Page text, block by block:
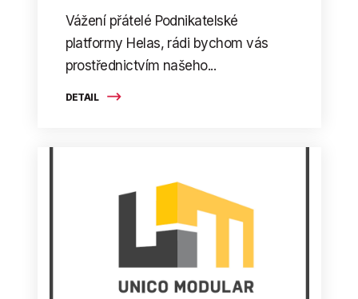
DETAIL
Vážení přátelé Podnikatelské
platformy Helas, rádi bychom vás
prostřednictvím našeho...